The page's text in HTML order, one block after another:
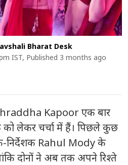
Bharat Desk
IST, Published 3 months ago
Kapoorएक बार
लेकर चर्चा में हैं। पिछले कुछ
Rahul Modyके
दोनों ने अब तक अपने रिश्ते